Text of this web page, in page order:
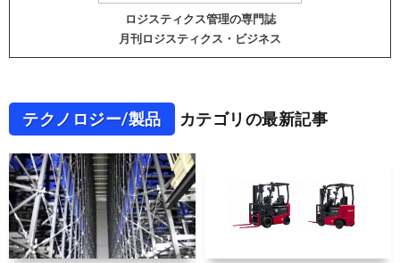
ロジスティクス管理の専門誌
月刊ロジスティクス・ビジネス
テクノロジー/製品 カテゴリの最新記事